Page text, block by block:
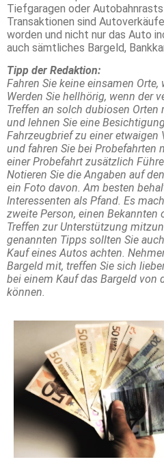
Tiefgaragen oder
Transaktionen sind
worden und nicht nur das Auto
auch sämtliches Bargeld,
Tipp der Redaktion:
Fahren Sie keine einsamen Orte,
Werden Sie hellhörig, wenn der
Treffen an solch dubiosen Orten
und lehnen Sie eine
Fahrzeugbrief zu einer
und fahren Sie bei Probefahrten
einer Probefahrt zusätzlich
Notieren Sie die Angaben auf
ein Foto davon. Am besten
Interessenten als Pfand. Es
zweite Person, einen Bekannten
Treffen zur Unterstützung
genannten Tipps sollten Sie
Kauf eines Autos achten.
Bargeld mit, treffen Sie sich
bei einem Kauf das Bargeld von
können.